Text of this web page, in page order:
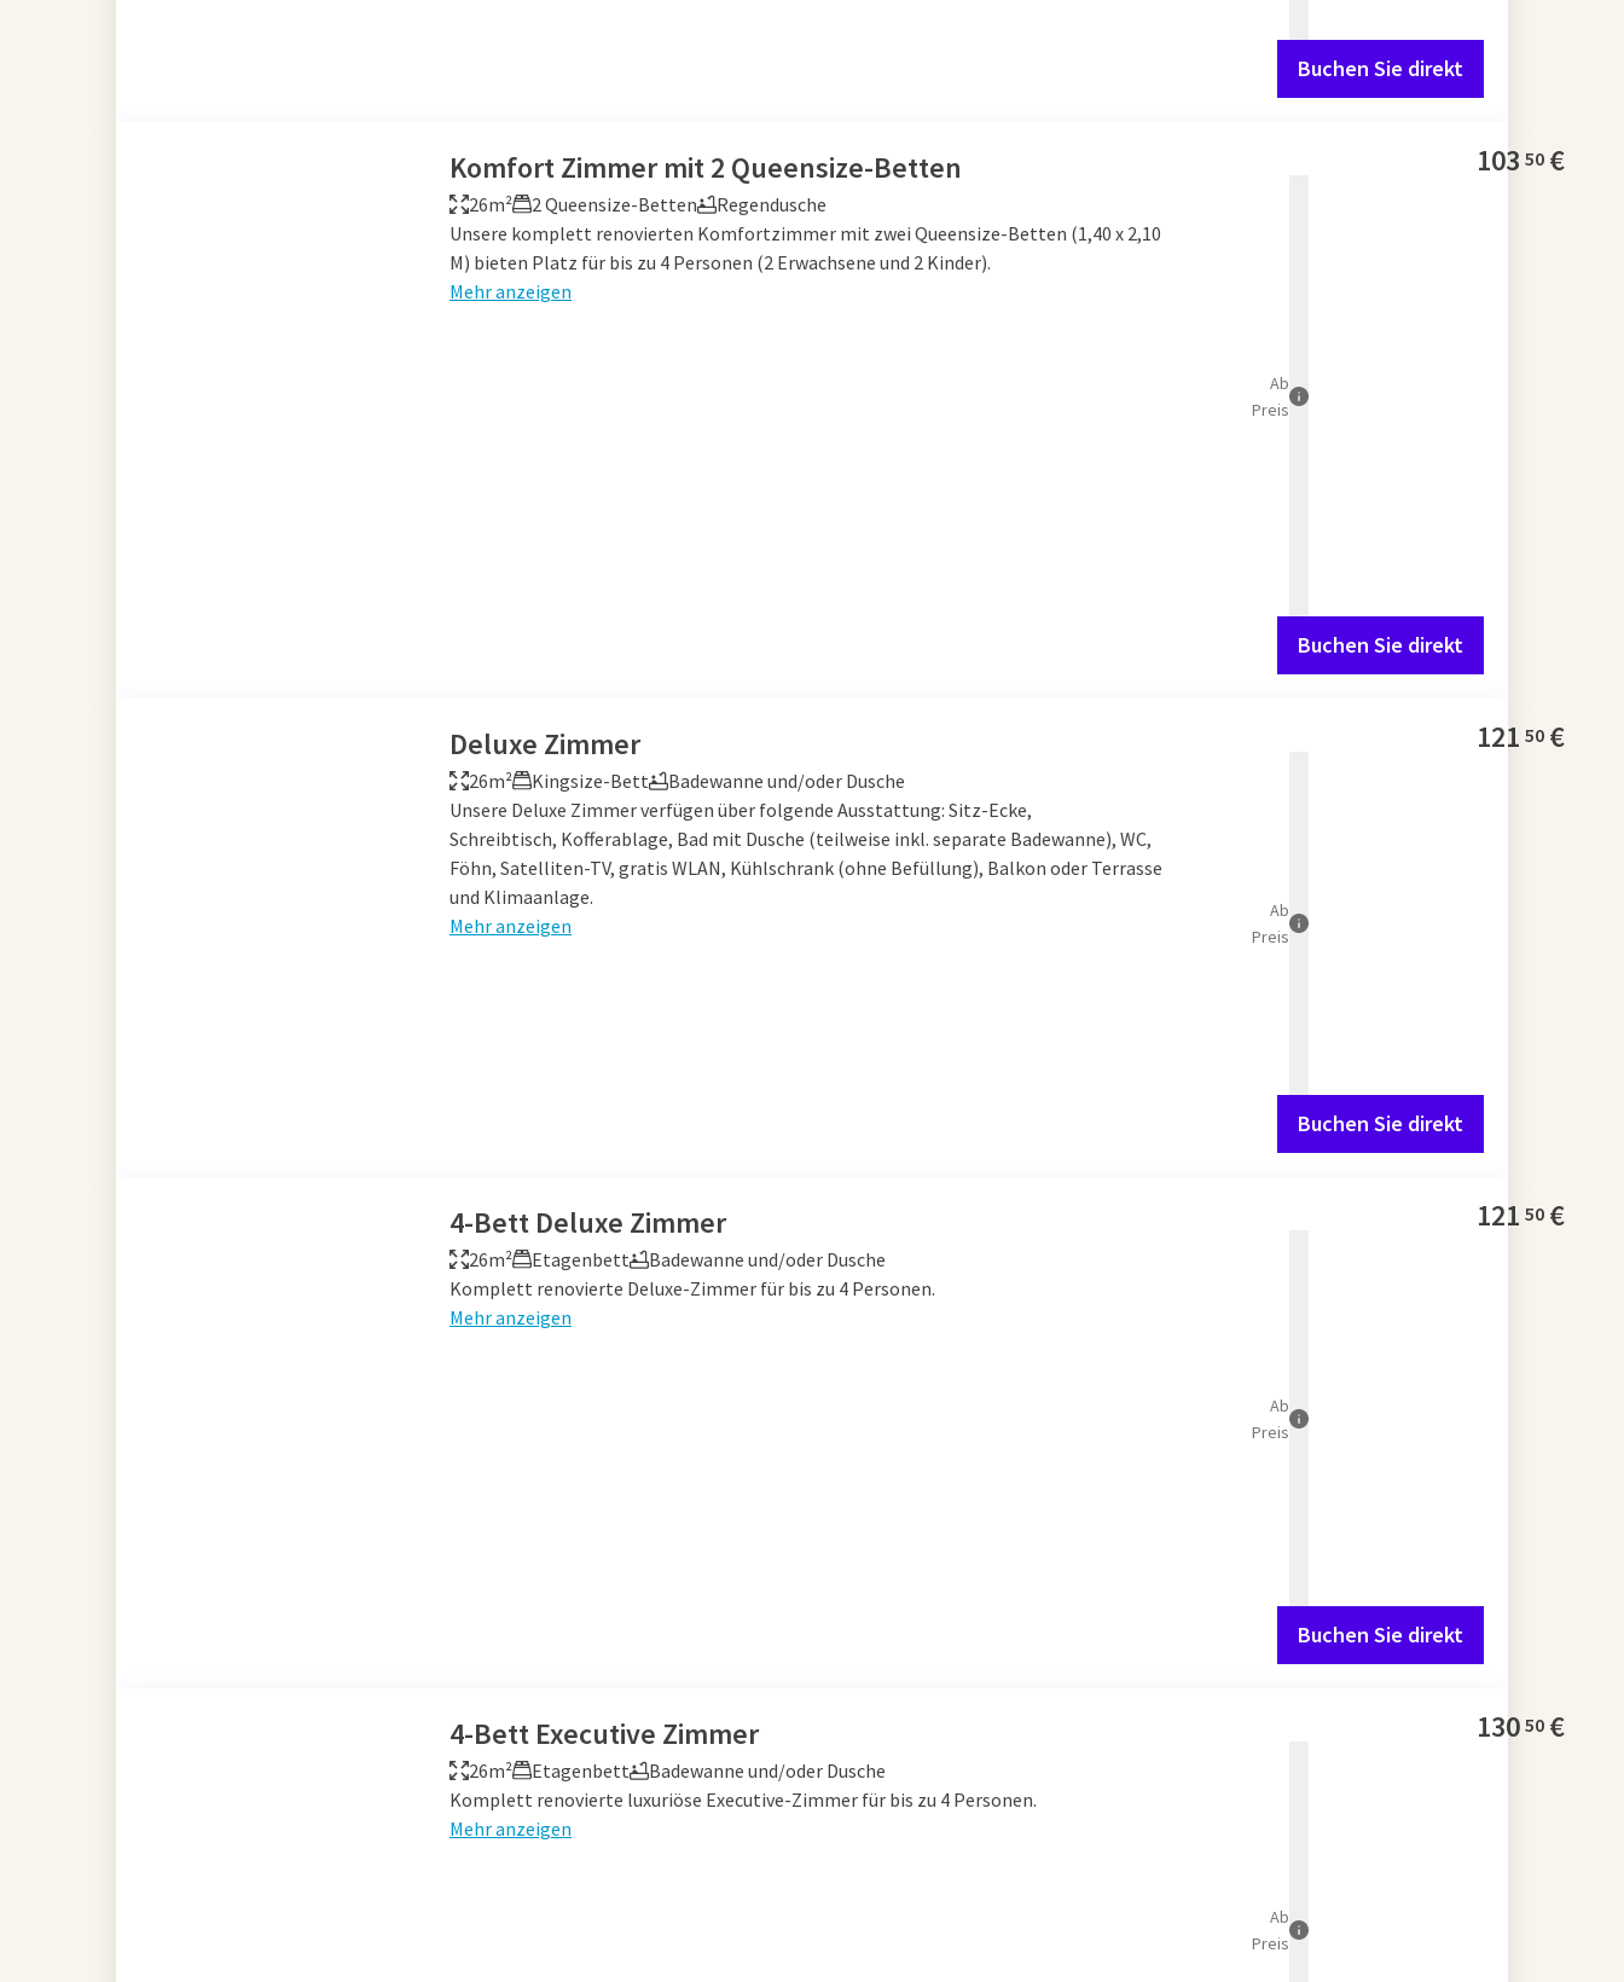
Buchen Sie direkt
Komfort Zimmer mit 2 Queensize-Betten
26m² 2 Queensize-Betten
Regendusche
Unsere komplett renovierten Komfortzimmer mit zwei Queensize-Betten (1,40 x 2,10
M) bieten Platz für bis zu 4 Personen (2 Erwachsene und 2 Kinder).
Mehr anzeigen
103 50 €
Ab
Preis
Buchen Sie direkt
Deluxe Zimmer
26m² Kingsize-Bett
Badewanne und/oder Dusche
Unsere Deluxe Zimmer verfügen über folgende Ausstattung: Sitz-Ecke,
Schreibtisch, Kofferablage, Bad mit Dusche (teilweise inkl. separate Badewanne), WC,
Föhn, Satelliten-TV, gratis WLAN, Kühlschrank (ohne Befüllung), Balkon oder Terrasse
und Klimaanlage.
Mehr anzeigen
121 50 €
Ab
Preis
Buchen Sie direkt
4-Bett Deluxe Zimmer
26m² Etagenbett
Badewanne und/oder Dusche
Komplett renovierte Deluxe-Zimmer für bis zu 4 Personen.
Mehr anzeigen
121 50 €
Ab
Preis
Buchen Sie direkt
4-Bett Executive Zimmer
26m² Etagenbett
Badewanne und/oder Dusche
Komplett renovierte luxuriöse Executive-Zimmer für bis zu 4 Personen.
Mehr anzeigen
130 50 €
Ab
Preis